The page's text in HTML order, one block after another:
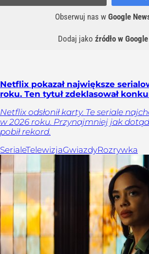
Obserwuj nas w Google
Dodaj jako źródło w Google
Netflix pokazał największe
roku. Ten tytuł zdeklasował
Netflix odsłonił karty. Te seriale
w 2026 roku. Przynajmniej jak
pobił rekord.
SerialeTelewizjaGwiazdyRozrywka